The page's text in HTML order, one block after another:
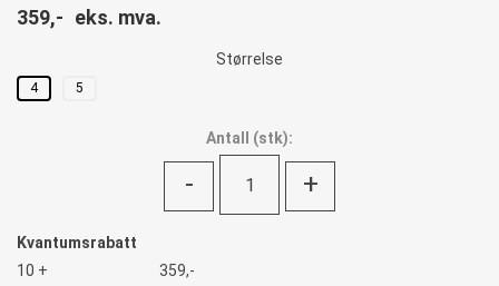
359,- eks. mva.
Størrelse
4 5
Antall (stk):
- +
Kvantumsrabatt
10 +
359,-